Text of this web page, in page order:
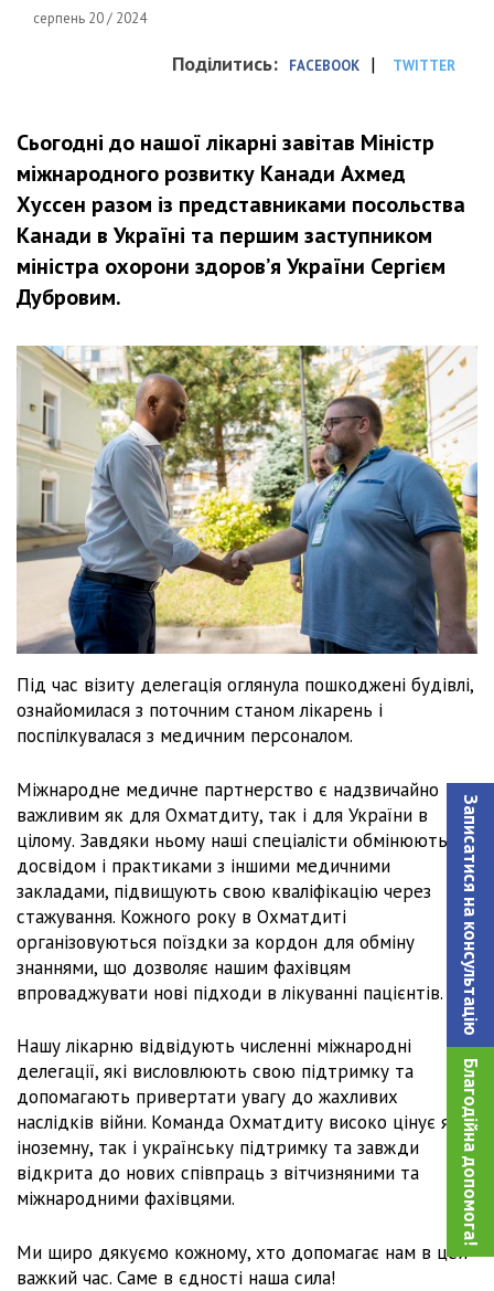
Записатися на консультацiю
Благодійна допомога!
серпень 20 / 2024
Поділитись: FACEBOOK | TWITTER
Сьогодні до нашої лікарні завітав Міністр
міжнародного розвитку Канади Ахмед
Хуссен разом із представниками посольства
Канади в Україні та першим заступником
міністра охорони здоров’я України Сергієм
Дубровим.
Під час візиту делегація оглянула пошкоджені будівлі,
ознайомилася з поточним станом лікарень і
поспілкувалася з медичним персоналом.
Міжнародне медичне партнерство є надзвичайно
важливим як для Охматдиту, так і для України в
цілому. Завдяки ньому наші спеціалісти обмінюються
досвідом і практиками з іншими медичними
закладами, підвищують свою кваліфікацію через
стажування. Кожного року в Охматдиті
організовуються поїздки за кордон для обміну
знаннями, що дозволяє нашим фахівцям
впроваджувати нові підходи в лікуванні пацієнтів.
Нашу лікарню відвідують численні міжнародні
делегації, які висловлюють свою підтримку та
допомагають привертати увагу до жахливих
наслідків війни. Команда Охматдиту високо цінує як
іноземну, так і українську підтримку та завжди
відкрита до нових співпраць з вітчизняними та
міжнародними фахівцями.
Ми щиро дякуємо кожному, хто допомагає нам в цей
важкий час. Саме в єдності наша сила!